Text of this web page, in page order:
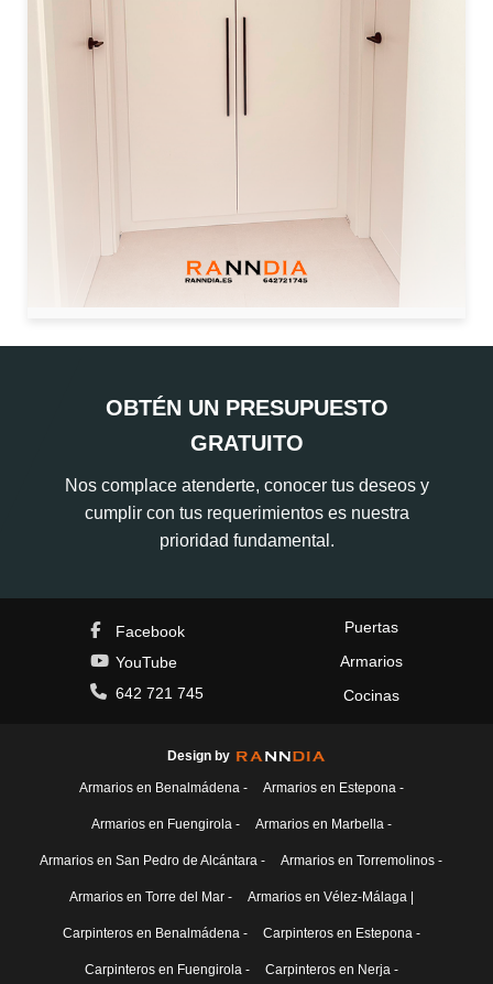
OBTÉN UN PRESUPUESTO
GRATUITO
Nos complace atenderte, conocer tus deseos y
cumplir con tus requerimientos es nuestra
prioridad fundamental.
Facebook
YouTube
642 721 745
Puertas
Armarios
Cocinas
Design by
Armarios en Benalmádena - Armarios en Estepona -
Armarios en Fuengirola - Armarios en Marbella -
Armarios en San Pedro de Alcántara - Armarios en Torremolinos -
Armarios en Torre del Mar - Armarios en Vélez-Málaga |
Carpinteros en Benalmádena - Carpinteros en Estepona -
Carpinteros en Fuengirola - Carpinteros en Nerja -